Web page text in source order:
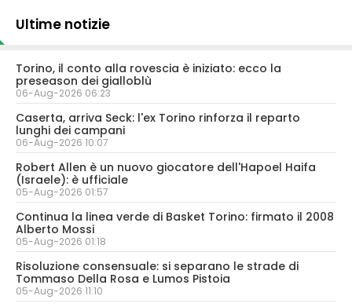
Ultime notizie
Torino, il conto alla rovescia è iniziato: ecco la
preseason dei gialloblù
06-Aug-2026 06:23
Caserta, arriva Seck: l'ex Torino rinforza il reparto
lunghi dei campani
06-Aug-2026 10:07
Robert Allen è un nuovo giocatore dell'Hapoel Haifa
(Israele): è ufficiale
05-Aug-2026 01:57
Continua la linea verde di Basket Torino: firmato il 2008
Alberto Mossi
05-Aug-2026 01:18
Risoluzione consensuale: si separano le strade di
Tommaso Della Rosa e Lumos Pistoia
05-Aug-2026 11:10